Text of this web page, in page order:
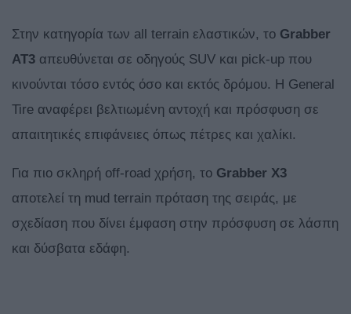
Στην κατηγορία των all terrain ελαστικών, το Grabber
AT3 απευθύνεται σε οδηγούς SUV και pick-up που
κινούνται τόσο εντός όσο και εκτός δρόμου. Η General
Tire αναφέρει βελτιωμένη αντοχή και πρόσφυση σε
απαιτητικές επιφάνειες όπως πέτρες και χαλίκι.
Για πιο σκληρή off-road χρήση, το Grabber X3
αποτελεί τη mud terrain πρόταση της σειράς, με
σχεδίαση που δίνει έμφαση στην πρόσφυση σε λάσπη
και δύσβατα εδάφη.